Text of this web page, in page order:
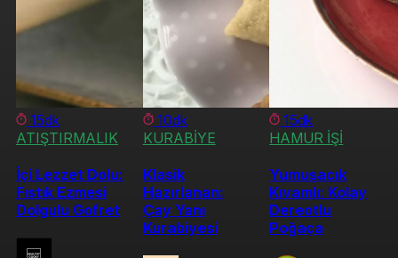
15dk
ATIŞTIRMALIK
İçi Lezzet Dolu:
Fıstık Ezmesi
Dolgulu Gofret
10dk
KURABİYE
Klasik
Hazırlanan:
Çay Yanı
Kurabiyesi
15dk
HAMUR İŞİ
Yumuşacık
Kıvamlı: Kolay
Dereotlu
Poğaça